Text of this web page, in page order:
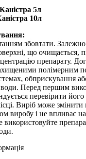
5л
10л
збовтати. Залежно
що очищається,
препарату.
полімерним
обприскування
Перед першим
перевірити його
Виріб може змінити
виробу і не впливає на
використовуйте